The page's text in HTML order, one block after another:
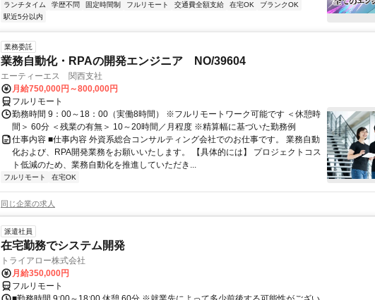
ランチタイム 学歴不問 固定時間制 フルリモート 交通費全額支給 在宅OK
ブランクOK
駅近5分以内
業務委託
業務自動化・RPAの開発エンジニア NO/39604
エーティーエス 関西支社
月給750,000円～800,000円
フルリモート
勤務時間 9：00～18：00（実働8時間） ※フルリモートワーク可能です ＜休憩時
間＞ 60分 ＜残業の有無＞ 10～20時間／月程度 ※精算幅に基づいた勤務例
仕事内容 ■仕事内容 外資系総合コンサルティング会社でのお仕事です。 業務自動
化および、RPA開発業務をお願いいたします。 【具体的には】 プロジェクトコス
ト低減のため、業務自動化を推進していただき...
フルリモート 在宅OK
同じ企業の求人
派遣社員
在宅勤務でシステム開発
トライアロー株式会社
月給350,000円
フルリモート